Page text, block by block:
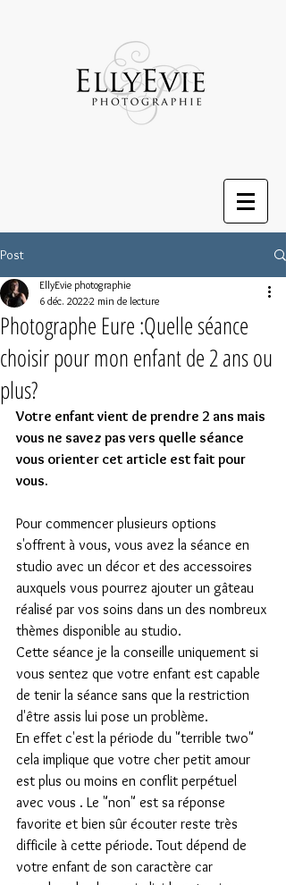
Post
Photographe Eure :Quelle séance
choisir pour mon enfant de 2 ans ou
plus?
EllyEvie photographie
6 déc. 20222 min de lecture
Votre enfant vient de prendre 2 ans mais
vous ne savez pas vers quelle séance
vous orienter cet article est fait pour
vous.
Pour commencer plusieurs options
s'offrent à vous, vous avez la séance en
studio avec un décor et des accessoires
auxquels vous pourrez ajouter un gâteau
réalisé par vos soins dans un des nombreux
thèmes disponible au studio.
Cette séance je la conseille uniquement si
vous sentez que votre enfant est capable
de tenir la séance sans que la restriction
d'être assis lui pose un problème.
En effet c'est la période du "terrible two"
cela implique que votre cher petit amour
est plus ou moins en conflit perpétuel
avec vous . Le "non" est sa réponse
favorite et bien sûr écouter reste très
difficile à cette période. Tout dépend de
votre enfant de son caractère car